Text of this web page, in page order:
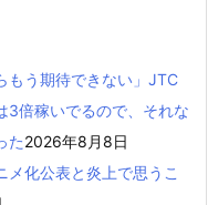
もう期待できない」JTC
3倍稼いでるので、それな
た2026年8月8日
メ化公表と炎上で思うこ